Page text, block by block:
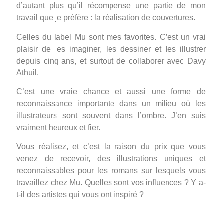
d’autant plus qu’il récompense une partie de mon
travail que je préfère : la réalisation de couvertures.
Celles du label Mu sont mes favorites. C’est un vrai
plaisir de les imaginer, les dessiner et les illustrer
depuis cinq ans, et surtout de collaborer avec Davy
Athuil.
C’est une vraie chance et aussi une forme de
reconnaissance importante dans un milieu où les
illustrateurs sont souvent dans l’ombre. J’en suis
vraiment heureux et fier.
Vous réalisez, et c’est la raison du prix que vous
venez de recevoir, des illustrations uniques et
reconnaissables pour les romans sur lesquels vous
travaillez chez Mu. Quelles sont vos influences ? Y a-
t-il des artistes qui vous ont inspiré ?